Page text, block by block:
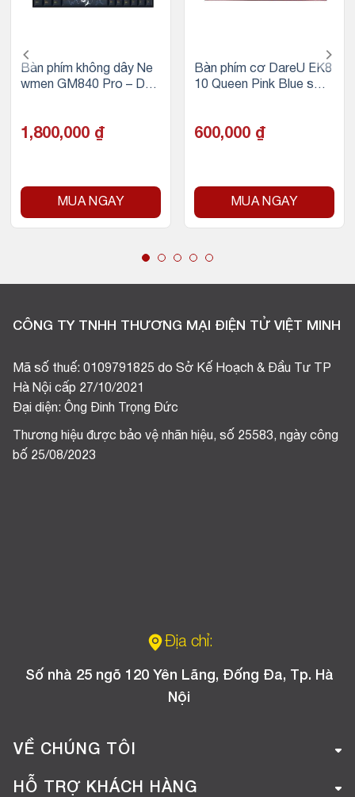
Bàn phím không dây Ne
wmen GM840 Pro – Dual
ÁNH TRĂNG
1,800,000 ₫
MUA NGAY
Bàn phím cơ DareU EK8
10 Queen Pink Blue swit
600,000 ₫
MUA NGAY
CÔNG TY TNHH THƯƠNG MẠI ĐIỆN TỬ VIỆT MINH
Mã số thuế: 0109791825 do Sở Kế Hoạch & Đầu Tư TP
Hà Nội cấp 27/10/2021
Đại diện: Ông Đinh Trọng Đức
Thương hiệu được bảo vệ nhãn hiệu, số 25583, ngày công
bố 25/08/2023
Địa chỉ:
Số nhà 25 ngõ 120 Yên Lãng, Đống Đa, Tp. Hà
Nội
VỀ CHÚNG TÔI
Giới thiệu công ty
HỖ TRỢ KHÁCH HÀNG